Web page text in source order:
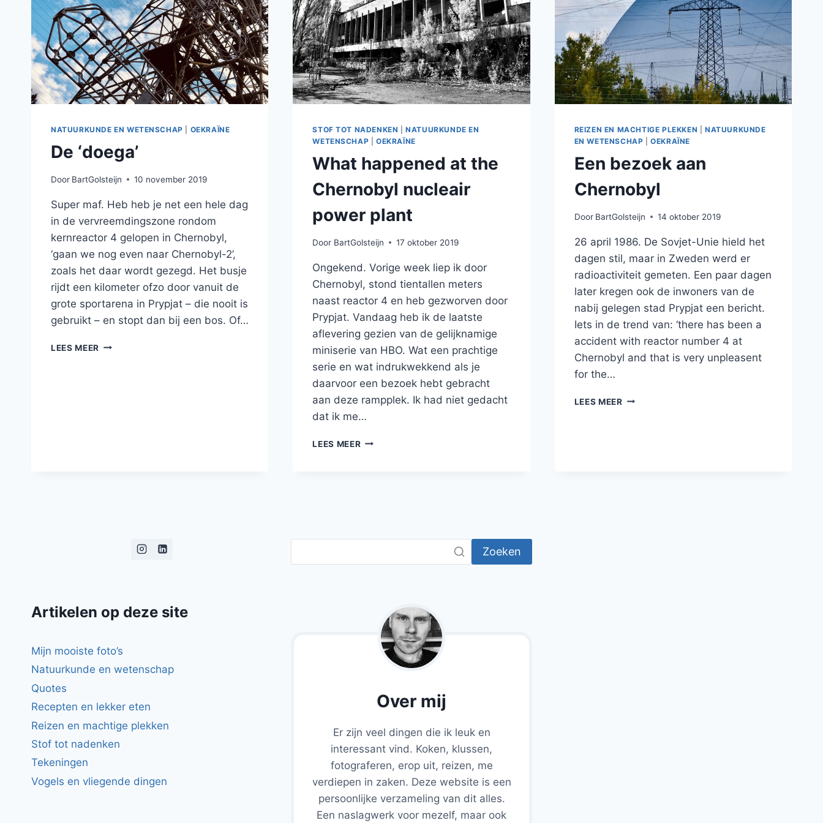
NATUURKUNDE EN WETENSCHAP OEKRAÏNE
De ‘doega’
Door BartGolsteijn 10 november 2019
Super maf. Heb heb je net een hele dag
in de vervreemdingszone rondom
kernreactor 4 gelopen in Chernobyl,
‘gaan we nog even naar Chernobyl-2’,
zoals het daar wordt gezegd. Het busje
rijdt een kilometer ofzo door vanuit de
grote sportarena in Prypjat – die nooit is
gebruikt – en stopt dan bij een bos. Of…
LEES MEER DE
STOF TOT NADENKEN |NATUURKUNDE EN
WETENSCHAP |OEKRAÏNE
What happened at the
Chernobyl nucleair
power plant
Door BartGolsteijn 17 oktober 2019
Ongekend. Vorige week liep ik door
Chernobyl, stond tientallen meters
naast reactor 4 en heb gezworven door
Prypjat. Vandaag heb ik de laatste
aflevering gezien van de gelijknamige
miniserie van HBO. Wat een prachtige
serie en wat indrukwekkend als je
daarvoor een bezoek hebt gebracht
aan deze rampplek. Ik had niet gedacht
dat ik me…
LEES MEERWHAT
REIZEN EN MACHTIGE PLEKKEN
NATUURKUNDE
EN WETENSCHAP |OEKRAÏNE
Een bezoek aan
Chernobyl
Door BartGolsteijn 14 oktober 2019
26 april 1986. De Sovjet-Unie hield het
dagen stil, maar in Zweden werd er
radioactiviteit gemeten. Een paar dagen
later kregen ook de inwoners van de
nabij gelegen stad Prypjat een bericht.
Iets in de trend van: ‘there has been a
accident with reactor number 4 at
Chernobyl and that is very unpleasent
for the…
LEES MEEREEN
Zoeken
Artikelen op deze site
Mijn mooiste foto’s
Natuurkunde en wetenschap
Quotes
Recepten en lekker eten
Reizen en machtige plekken
Stof tot nadenken
Tekeningen
Vogels en vliegende dingen
Over mij
Er zijn veel dingen die ik leuk en
interessant vind. Koken, klussen,
fotograferen, erop uit, reizen, me
verdiepen in zaken. Deze website is een
persoonlijke verzameling van dit alles.
Een naslagwerk voor mezelf, maar ook